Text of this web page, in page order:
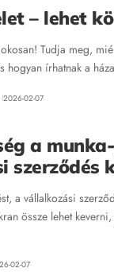
– lehet
Tudja meg,
hogyan írhatnak a
2026-02-07
a
szerződés
a vállalkozási
össze lehet
02-07